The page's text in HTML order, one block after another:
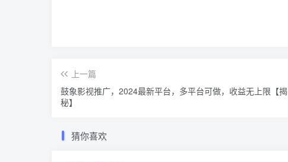
上一篇
鼓象影视推广，2024最新平台，多平台可做，收益无上限【揭
秘】
猜你喜欢